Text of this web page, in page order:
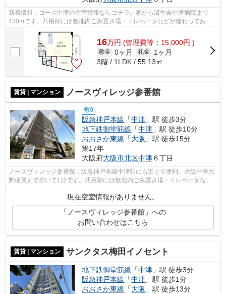
新着情報：コーポ中津の空室情報ならコチラ。家から済生会中津病院まで
430mです。共用部には敷地内ごみ置き場・エレベータなどが備わっており
とても充実しています。通風良好で常に新...
16万円 (管理費等：15,000円 )
敷金 0ヶ月 礼金
1ヶ月
3階 / 1LDK / 55.13㎡
賃貸 | マンション ノースヴィレッジ参番館
敷0
阪急神戸本線 「中津 」駅 徒歩3分
地下鉄御堂筋線 「中津 」駅 徒歩10分
おおさか東線 「大阪 」駅 徒歩15分
築17年
大阪府大阪市北区中津６丁目
ノースヴィレッジ参番館：阪急神戸本線中津駅にも近くて便利。大阪中津六
郵便局まで歩いて1分です。共用部には敷地内ごみ置き場・エレベータなど
現在空室情報がありません。
「ノースヴィレッジ参番館」への
お問い合わせはこちら
賃貸 | マンション サンクタス梅田イノセント
地下鉄御堂筋線 「中津 」駅 徒歩3分
阪急神戸本線 「中津 」駅 徒歩1分
おおさか東線 「大阪 」駅 徒歩13分